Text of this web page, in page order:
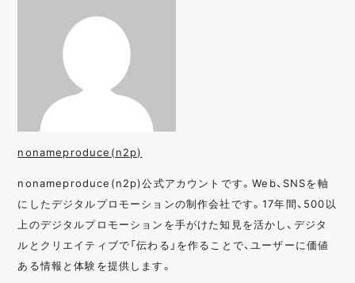
nonameproduce(n2p)
nonameproduce(n2p)公式アカウントです。Web、SNSを軸
にしたデジタルプロモーションの制作会社です。17年間、500以
上のデジタルプロモーションを手がけた知見を活かし、デジタ
ルとクリエイティブで「伝わる」を作ることで、ユーザーに価値
ある情報と体験を提供します。